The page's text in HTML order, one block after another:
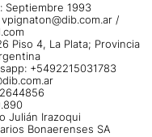
Septiembre 1993
vpignaton@dib.com.ar /
Piso 4, La Plata; Provincia
+5492215031783
Julián Irazoqui
Bonaerenses SA